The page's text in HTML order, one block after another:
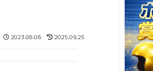
2023.08.06 2025.09.25